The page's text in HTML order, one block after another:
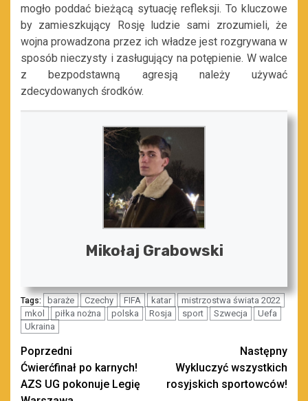
mogło poddać bieżącą sytuację refleksji. To kluczowe
by zamieszkujący Rosję ludzie sami zrozumieli, że
wojna prowadzona przez ich władze jest rozgrywana w
sposób nieczysty i zasługujący na potępienie. W walce
z bezpodstawną agresją należy używać
zdecydowanych środków.
Mikołaj Grabowski
Tags: baraże Czechy FIFA katar
mistrzostwa świata 2022
mkol
piłka nożna polska Rosja sport Szwecja
Uefa
Ukraina
Zobacz
wpisy
Poprzedni
Ćwierćfinał po karnych!
AZS UG pokonuje Legię
Następny
Wykluczyć wszystkich
rosyjskich sportowców!